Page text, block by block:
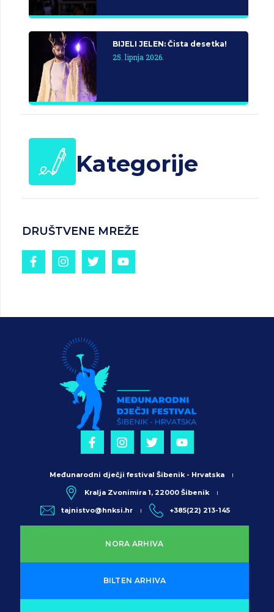
BIJELI JELEN: Čista desetka!
25. lipnja 2026.
Kategorije
DRUŠTVENE MREŽE
NORA ARHIVA
BILTEN ARHIVA
Međunarodni dječji festival Šibenik - Hrvatska
Kralja Zvonimira 1, 22000 Šibenik
tajnistvo@hnksi.hr +385(22) 213-145